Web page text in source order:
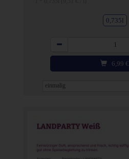
0,735l
Anzahl
6,99 €